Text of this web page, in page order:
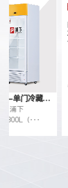
-单门冷藏柜
：浦下
300L（···